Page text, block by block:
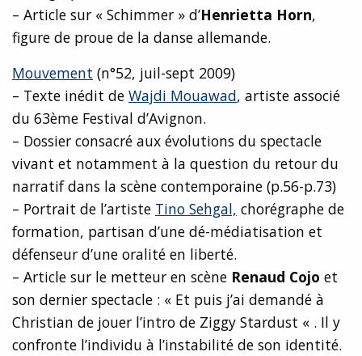
– Article sur « Schimmer » d’Henrietta Horn,
figure de proue de la danse allemande.
Mouvement (n°52, juil-sept 2009)
– Texte inédit de Wajdi Mouawad, artiste associé
du 63ème Festival d’Avignon.
– Dossier consacré aux évolutions du spectacle
vivant et notamment à la question du retour du
narratif dans la scène contemporaine (p.56-p.73)
– Portrait de l’artiste Tino Sehgal, chorégraphe de
formation, partisan d’une dé-médiatisation et
défenseur d’une oralité en liberté.
– Article sur le metteur en scène Renaud Cojo et
son dernier spectacle : « Et puis j’ai demandé à
Christian de jouer l’intro de Ziggy Stardust « . Il y
confronte l’individu à l’instabilité de son identité.